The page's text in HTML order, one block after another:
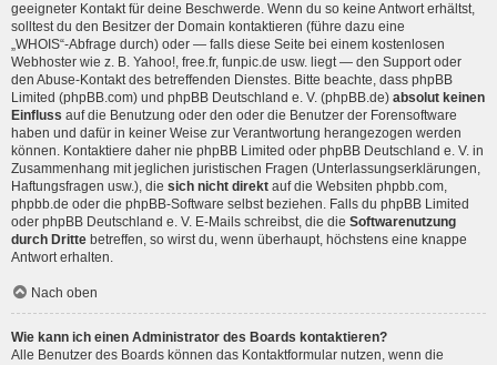
geeigneter Kontakt für deine Beschwerde. Wenn du so keine Antwort erhältst,
solltest du den Besitzer der Domain kontaktieren (führe dazu eine
„WHOIS“-Abfrage durch) oder — falls diese Seite bei einem kostenlosen
Webhoster wie z. B. Yahoo!, free.fr, funpic.de usw. liegt — den Support oder
den Abuse-Kontakt des betreffenden Dienstes. Bitte beachte, dass phpBB
Limited (phpBB.com) und phpBB Deutschland e. V. (phpBB.de) absolut keinen
Einfluss auf die Benutzung oder den oder die Benutzer der Forensoftware
haben und dafür in keiner Weise zur Verantwortung herangezogen werden
können. Kontaktiere daher nie phpBB Limited oder phpBB Deutschland e. V. in
Zusammenhang mit jeglichen juristischen Fragen (Unterlassungserklärungen,
Haftungsfragen usw.), die sich nicht direkt auf die Websiten phpbb.com,
phpbb.de oder die phpBB-Software selbst beziehen. Falls du phpBB Limited
oder phpBB Deutschland e. V. E-Mails schreibst, die die Softwarenutzung
durch Dritte betreffen, so wirst du, wenn überhaupt, höchstens eine knappe
Antwort erhalten.
Nach oben
Wie kann ich einen Administrator des Boards kontaktieren?
Alle Benutzer des Boards können das Kontaktformular nutzen, wenn die